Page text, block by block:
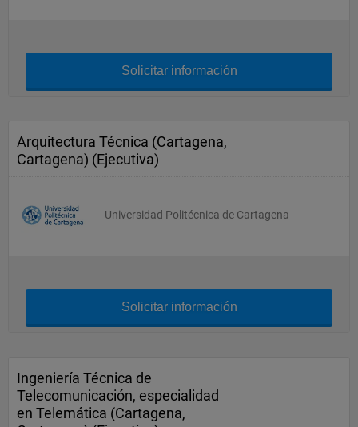
Solicitar información
Arquitectura Técnica (Cartagena,
Cartagena) (Ejecutiva)
Universidad Politécnica de Cartagena
Solicitar información
Ingeniería Técnica de
Telecomunicación, especialidad
en Telemática (Cartagena,